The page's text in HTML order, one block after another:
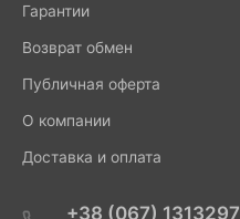
Гарантии
Возврат обмен
Публичная оферта
О компании
Доставка и оплата
+38 (067) 1313297